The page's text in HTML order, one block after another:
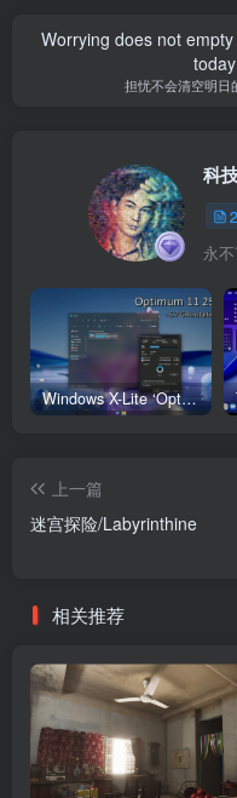
Worrying does not
担忧不会清空明日
科
永
Windows X-Lite ‘Optimum 11’ 25H2 Pro v2
上一篇
迷宫探险/Labyrinthine
相关推荐